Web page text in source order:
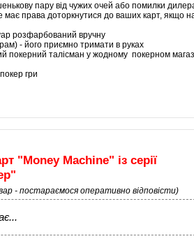
пару від чужих очей або помилки
має права доторкнутися до ваших карт, якщо
розфарбований вручну
- його приємно тримати в руках
покерний талісман у жодному покерном
гри
"Money Machіne" із серії
- постараємося оперативно відповісти)